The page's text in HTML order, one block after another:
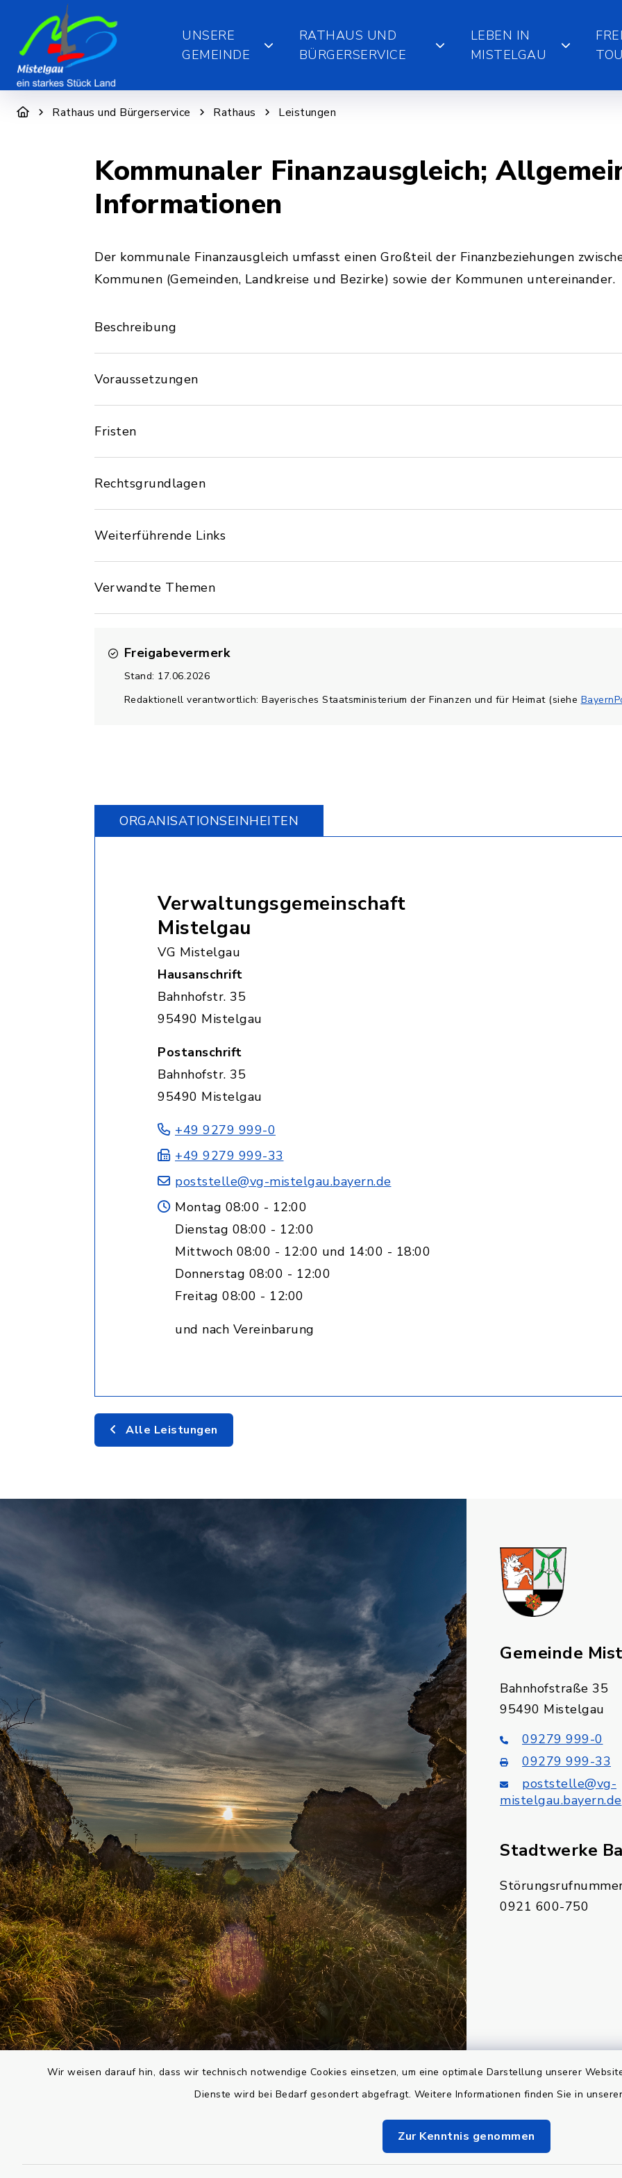
Wir weisen darauf hin, dass wir technisch notwendige Cookies einsetzen, um eine optimale Darstellung unserer
Dienste wird bei Bedarf gesondert abgefragt. Weitere Informationen finden Sie in
Zur Kenntnis genommen
UNSERE
GEMEINDE
RATHAUS UND
BÜRGERSERVICE
LEBEN IN
MISTELGAU
Rathaus und Bürgerservice Rathaus Leistungen
Kommunaler Finanzausgleich;
Informationen
Der kommunale Finanzausgleich umfasst einen Großteil der Finanzbeziehungen
Kommunen (Gemeinden, Landkreise und Bezirke) sowie der Kommunen untereinander.
Beschreibung
Voraussetzungen
Fristen
Rechtsgrundlagen
Weiterführende Links
Verwandte Themen
Freigabevermerk
Stand: 17.06.2026
Redaktionell verantwortlich: Bayerisches Staatsministerium der Finanzen und für Heimat (siehe
ORGANISATIONS­EINHEITEN
Verwaltungsgemeinschaft
Mistelgau
VG Mistelgau
Hausanschrift
Bahnhofstr. 35
95490 Mistelgau
Postanschrift
Bahnhofstr. 35
95490 Mistelgau
+49 9279 999-0
+49 9279 999-33
poststelle@vg-mistelgau.bayern.de
Montag 08:00 - 12:00
Dienstag 08:00 - 12:00
Mittwoch 08:00 - 12:00 und 14:00 - 18:00
Donnerstag 08:00 - 12:00
Freitag 08:00 - 12:00
und nach Vereinbarung
Alle Leistungen
Gemeinde
Bahnhofstraße 35
95490 Mistelgau
09279 999-0
09279 999-33
poststelle@vg-
mistelgau.bayern.de
Stadtwerke
0921 600-750
Kontakt